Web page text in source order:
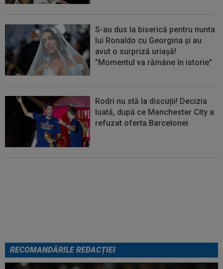
S-au dus la biserică pentru nunta
lui Ronaldo cu Georgina și au
avut o surpriză uriașă!
”Momentul va rămâne în istorie”
Rodri nu stă la discuții! Decizia
luată, după ce Manchester City a
refuzat oferta Barcelonei
RECOMANDĂRILE REDACȚIEI